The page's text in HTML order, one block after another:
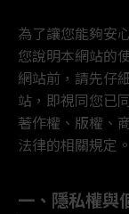
為了讓您能夠安
您說明本網站的
網站前，請先仔
站，即視同您已
著作權、版權、
法律的相關規定。
一、隱私權與